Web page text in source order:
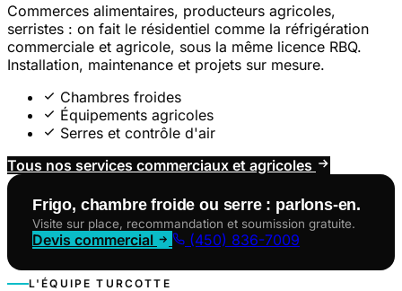
Commerces alimentaires, producteurs agricoles,
serristes : on fait le résidentiel comme la réfrigération
commerciale et agricole, sous la même licence RBQ.
Installation, maintenance et projets sur mesure.
Chambres froides
Équipements agricoles
Serres et contrôle d'air
Tous nos services commerciaux et agricoles
Frigo, chambre froide ou serre : parlons-en.
Visite sur place, recommandation et soumission gratuite.
Devis commercial (450) 836-7009
L'ÉQUIPE TURCOTTE